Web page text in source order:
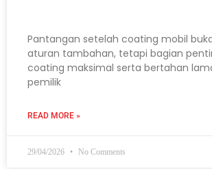
Pantangan setelah coating mobil
aturan tambahan, tetapi bagian
coating maksimal serta bertahan
pemilik
READ MORE »
29/04/2026 No Comments